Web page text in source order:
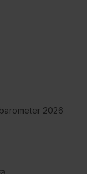
2026